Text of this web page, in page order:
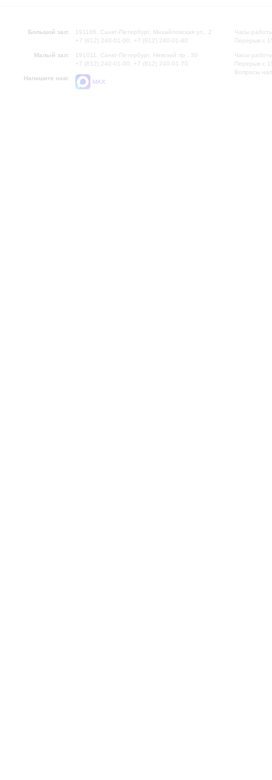
Большой зал:
191186, Санкт-Петербург, Михайловская ул., 2
+7 (812) 240-01-00, +7 (812) 240-01-80
Малый зал:
191011, Санкт-Петербург, Невский пр., 30
+7 (812) 240-01-00, +7 (812) 240-01-70
Напишите нам:
MAX
Часы
Перерыв с
Часы
Перерыв с
Вопросы